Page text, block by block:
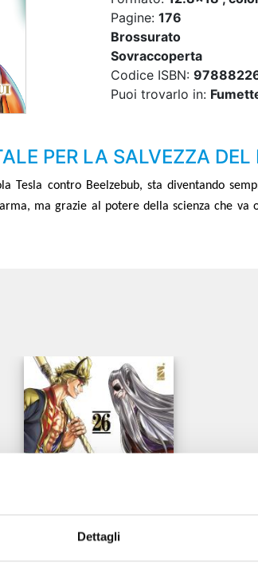
Dettagli
Pagine: 176
Brossurato
Sovraccoperta
Codice ISBN:
Puoi trovarlo in:
PER LA SALVEZZA
contro Beelzebub, sta diventando
ma grazie al potere della scienza che va